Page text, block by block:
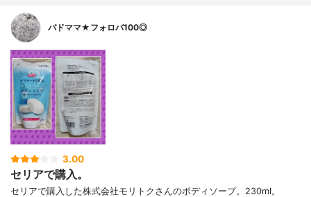
バドママ★フォロバ100◎
3.00
セリアで購入。
セリアで購入した株式会社モリトクさんのボディソープ。230ml。